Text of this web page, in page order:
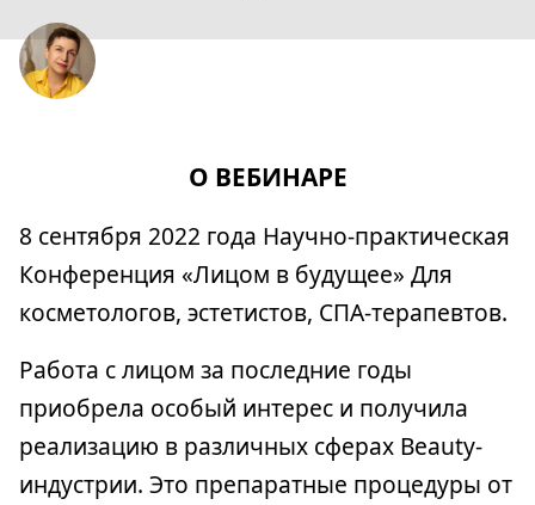
О ВЕБИНАРЕ
8 сентября 2022 года Научно-практическая
Конференция «Лицом в будущее» Для
косметологов, эстетистов, СПА-терапевтов.
Работа с лицом за последние годы
приобрела особый интерес и получила
реализацию в различных сферах Beauty-
индустрии. Это препаратные процедуры от